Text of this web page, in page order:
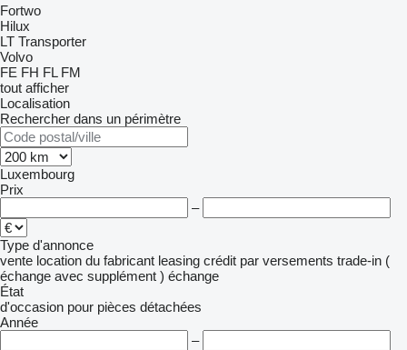
Fortwo
Hilux
LT Transporter
Volvo
FE FH FL FM
tout afficher
Localisation
Rechercher dans un périmètre
Luxembourg
Prix
–
Type d'annonce
vente location du fabricant leasing crédit par versements trade-in (
échange avec supplément ) échange
État
d'occasion pour pièces détachées
Année
–